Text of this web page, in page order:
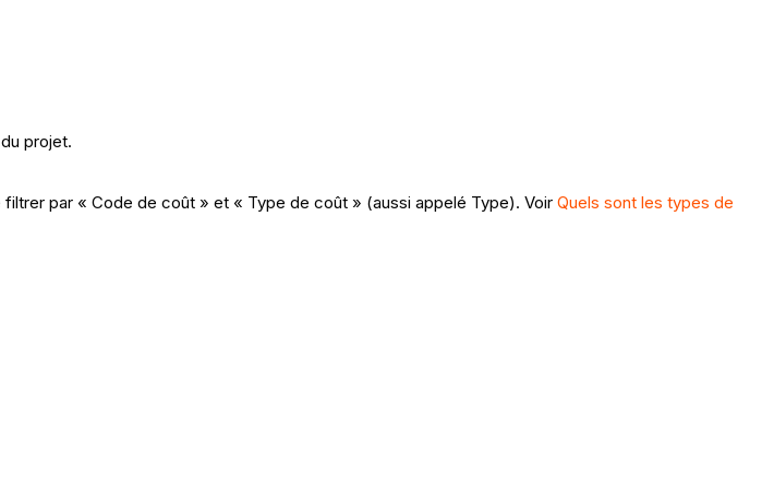
projet.
par « Code de coût » et « Type de coût » (aussi appelé Type). Voir Quels sont les types de